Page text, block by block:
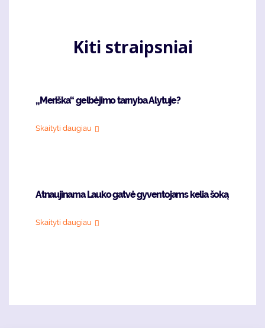
Kiti straipsniai
„Meriška“ gelbėjimo tarnyba Alytuje?
Skaityti daugiau
Atnaujinama Lauko gatvė gyventojams kelia šoką
Skaityti daugiau